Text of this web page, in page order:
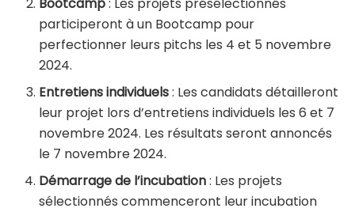
Bootcamp: Les projets présélectionnés
participeront à un Bootcamp pour
perfectionner leurs pitchs les 4 et 5 novembre
2024.
Entretiens individuels: Les candidats détailleront
leur projet lors d’entretiens individuels les 6 et 7
novembre 2024. Les résultats seront annoncés
le 7 novembre 2024.
Démarrage de l’incubation: Les projets
sélectionnés commenceront leur incubation